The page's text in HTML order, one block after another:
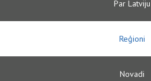
Par Latviju
Reģioni
Novadi